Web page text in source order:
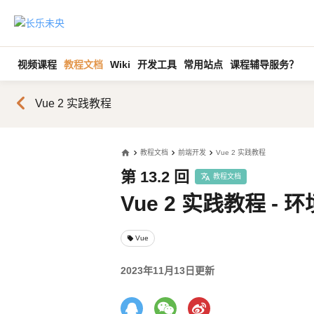
视频课程 教程文档 Wiki 开发工具 常用站点 课程辅导服务？
chevron_left Vue 2 实践教程
home 教程文档 前端开发 Vue 2 实践教程
第 13.2 回 教程文档
Vue 2 实践教程 - 环
local_offer Vue
2023年11月13日更新